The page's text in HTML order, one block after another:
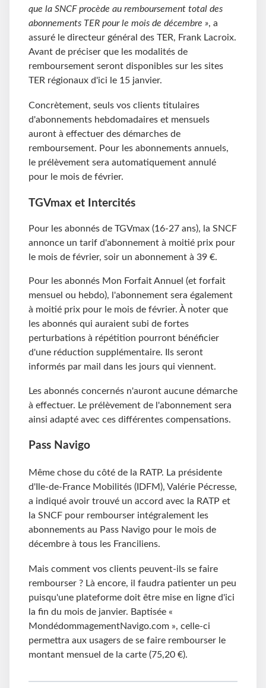
que la SNCF procède au remboursement total des
abonnements TER pour le mois de décembre », a
assuré le directeur général des TER, Frank Lacroix.
Avant de préciser que les modalités de
remboursement seront disponibles sur les sites
TER régionaux d'ici le 15 janvier.
Concrètement, seuls vos clients titulaires
d'abonnements hebdomadaires et mensuels
auront à effectuer des démarches de
remboursement. Pour les abonnements annuels,
le prélèvement sera automatiquement annulé
pour le mois de février.
TGVmax et Intercités
Pour les abonnés de TGVmax (16-27 ans), la SNCF
annonce un tarif d'abonnement à moitié prix pour
le mois de février, soir un abonnement à 39 €.
Pour les abonnés Mon Forfait Annuel (et forfait
mensuel ou hebdo), l'abonnement sera également
à moitié prix pour le mois de février. À noter que
les abonnés qui auraient subi de fortes
perturbations à répétition pourront bénéficier
d'une réduction supplémentaire. Ils seront
informés par mail dans les jours qui viennent.
Les abonnés concernés n'auront aucune démarche
à effectuer. Le prélèvement de l'abonnement sera
ainsi adapté avec ces différentes compensations.
Pass Navigo
Même chose du côté de la RATP. La présidente
d'Ile-de-France Mobilités (IDFM), Valérie Pécresse,
a indiqué avoir trouvé un accord avec la RATP et
la SNCF pour rembourser intégralement les
abonnements au Pass Navigo pour le mois de
décembre à tous les Franciliens.
Mais comment vos clients peuvent-ils se faire
rembourser ? Là encore, il faudra patienter un peu
puisqu'une plateforme doit être mise en ligne d'ici
la fin du mois de janvier. Baptisée «
MondédommagementNavigo.com », celle-ci
permettra aux usagers de se faire rembourser le
montant mensuel de la carte (75,20 €).